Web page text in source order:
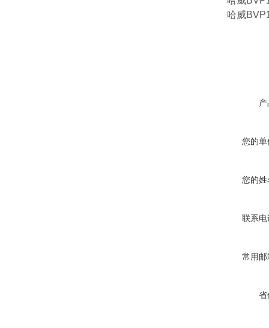
哈威
您的
您的
联系
常用
省